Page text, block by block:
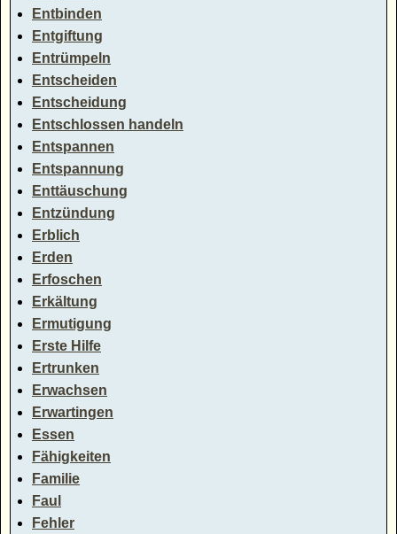
Entbinden
Entgiftung
Entrümpeln
Entscheiden
Entscheidung
Entschlossen handeln
Entspannen
Entspannung
Enttäuschung
Entzündung
Erblich
Erden
Erfoschen
Erkältung
Ermutigung
Erste Hilfe
Ertrunken
Erwachsen
Erwartingen
Essen
Fähigkeiten
Familie
Faul
Fehler